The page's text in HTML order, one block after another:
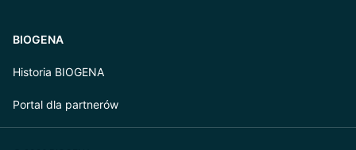
BIOGENA
Historia BIOGENA
Portal dla partnerów